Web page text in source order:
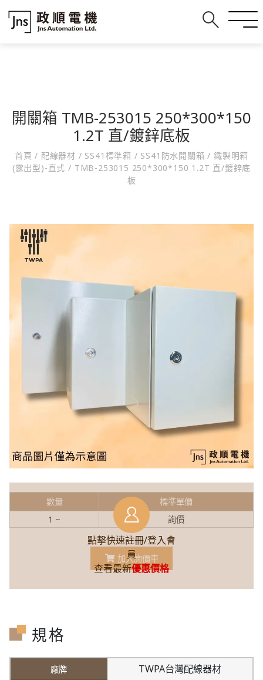
開關箱 TMB-253015 250*300*150
1.2T 直/鍍鋅底板
首頁/ 配線器材 / SS41標準箱 / SS41防水開關箱/ 鐵製明箱
(露出型)-直式/ TMB-253015 250*300*150 1.2T 直/鍍鋅底
板
點擊快速註冊/登入會
員
查看最新優惠價格
數量
標準單價
1 ~
詢價
加入詢價車
規格
TWPA台灣配線器材